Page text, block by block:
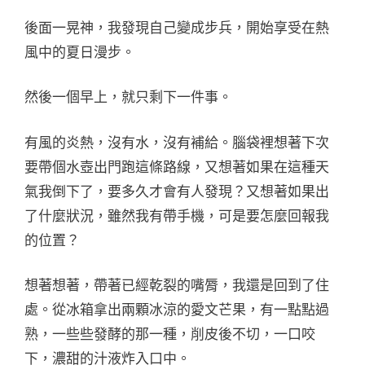
後面一晃神，我發現自己變成步兵，開始享受在熱
風中的夏日漫步。
然後一個早上，就只剩下一件事。
有風的炎熱，沒有水，沒有補給。腦袋裡想著下次
要帶個水壺出門跑這條路線，又想著如果在這種天
氣我倒下了，要多久才會有人發現？又想著如果出
了什麼狀況，雖然我有帶手機，可是要怎麼回報我
的位置？
想著想著，帶著已經乾裂的嘴脣，我還是回到了住
處。從冰箱拿出兩顆冰涼的愛文芒果，有一點點過
熟，一些些發酵的那一種，削皮後不切，一口咬
下，濃甜的汁液炸入口中。